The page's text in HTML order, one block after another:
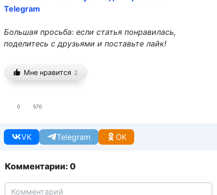
Telegram
Большая просьба: если статья понравилась,
поделитесь с друзьями и поставьте лайк!
Мне нравится 2
0 570
VK Telegram OK
Комментарии: 0